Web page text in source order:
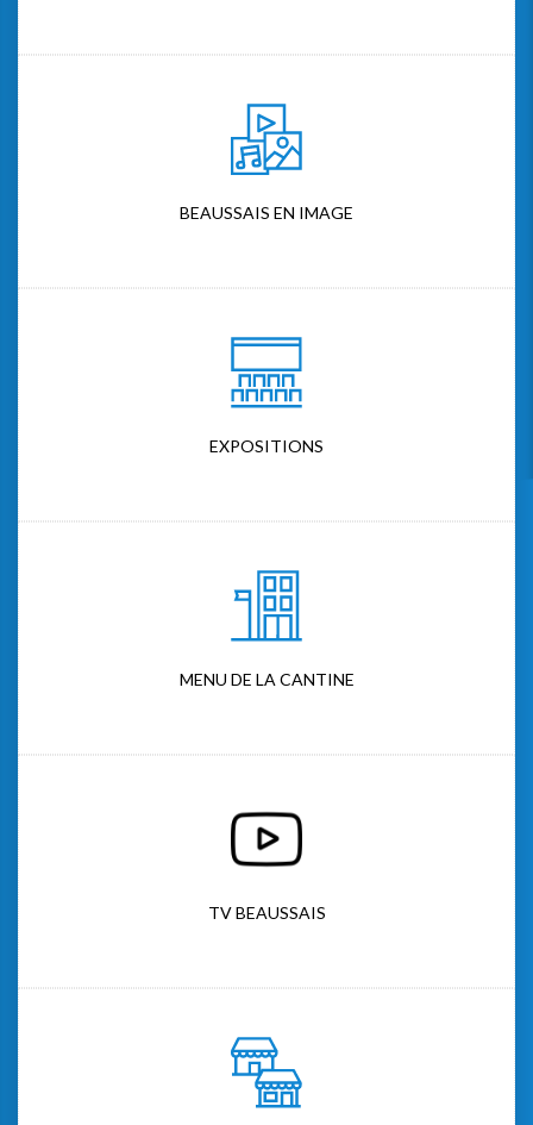
BEAUSSAIS EN IMAGE
EXPOSITIONS
MENU DE LA CANTINE
TV BEAUSSAIS